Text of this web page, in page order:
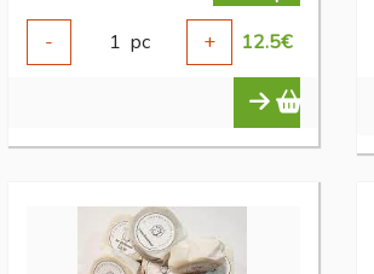
-
1 pc + 12.5€